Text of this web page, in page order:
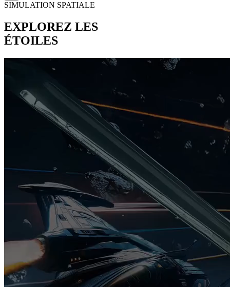
SIMULATION SPATIALE
EXPLOREZ LES
ÉTOILES